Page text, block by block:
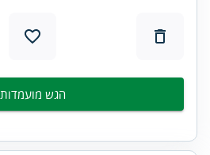
הגש מועמדות